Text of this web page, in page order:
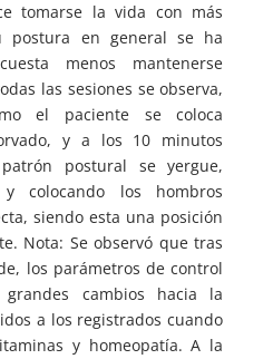
tomarse la vida con más
postura en general se ha
menos mantenerse
las sesiones se observa,
el paciente se coloca
y a los 10 minutos
postural se yergue,
colocando los hombros
siendo esta una posición
Nota: Se observó que tras
los parámetros de control
grandes cambios hacia la
a los registrados cuando
y homeopatía. A la